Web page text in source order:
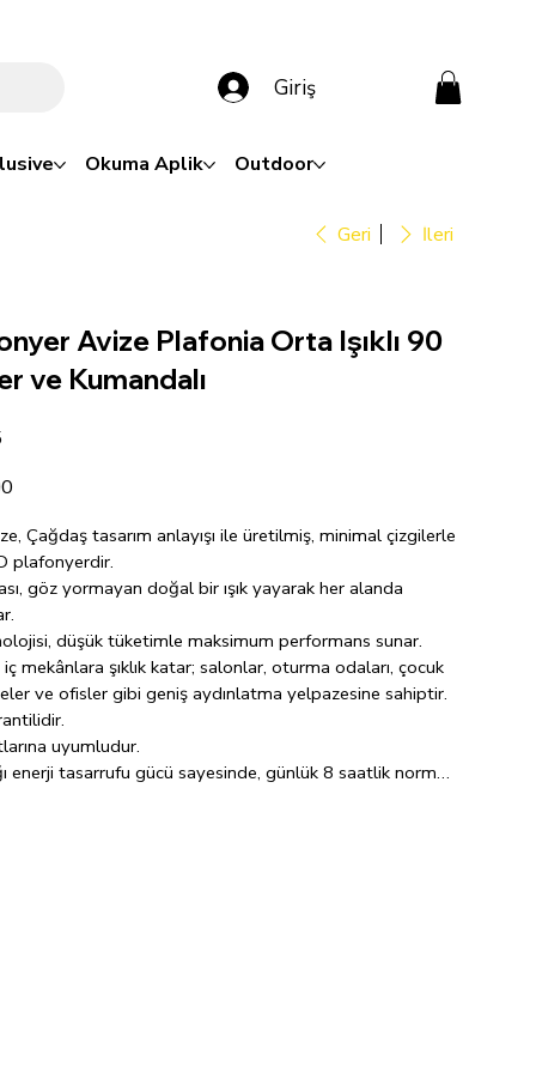
Giriş
Okuma Aplik Outdoor
Geri İleri
Avize Plafonia Orta Işıklı 90
ve Kumandalı
Çağdaş tasarım anlayışı ile üretilmiş, minimal çizgilerle
plafonyerdir.
göz yormayan doğal bir ışık yayarak her alanda
düşük tüketimle maksimum performans sunar.
mekânlara şıklık katar; salonlar, oturma odaları, çocuk
ve ofisler gibi geniş aydınlatma yelpazesine sahiptir.
uyumludur.
enerji tasarrufu gücü sayesinde, günlük 8 saatlik normal